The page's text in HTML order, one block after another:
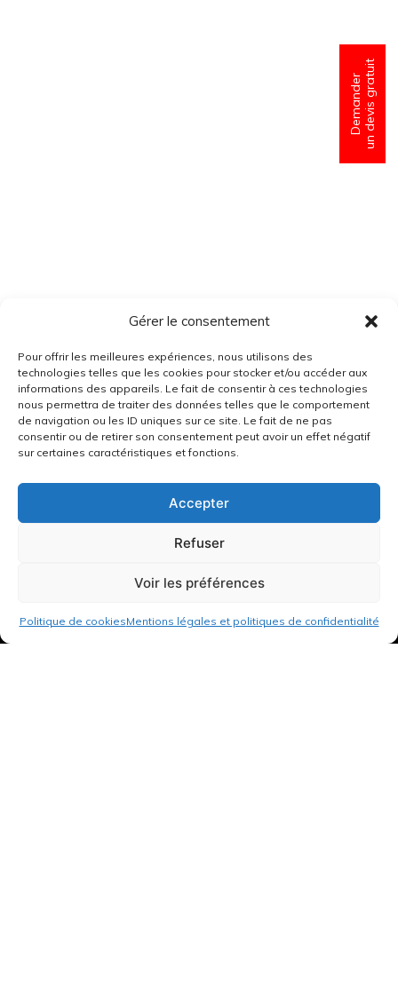
Gérer le consentement
Pour offrir les meilleures expériences, nous utilisons des
technologies telles que les cookies pour stocker et/ou accéder aux
informations des appareils. Le fait de consentir à ces technologies
nous permettra de traiter des données telles que le comportement
de navigation ou les ID uniques sur ce site. Le fait de ne pas
consentir ou de retirer son consentement peut avoir un effet négatif
sur certaines caractéristiques et fonctions.
Accepter
Refuser
Voir les préférences
Politique de cookiesMentions légales et politiques de confidentialité
Demanderun devis gratuit